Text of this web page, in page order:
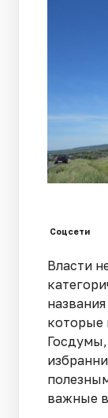
Соцсети
Власти
которые
важные